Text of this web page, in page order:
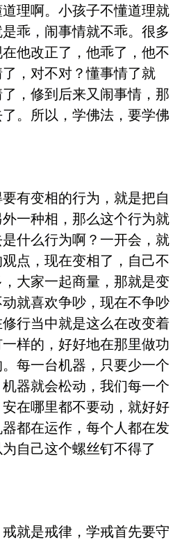
理啊。小孩子不懂道理就
乖，闹事情就不乖。很多
他改正了，他乖了，他不
，对不对？懂事情了就
，修到后来又闹事情，那
。所以，学佛法，要学佛
变相的行为，就是把自
一种相，那么这个行为就
什么行为啊？一开会，就
点，现在变相了，自己不
大家一起商量，那就是变
就喜欢争吵，现在不争吵
行当中就是这么在改变着
样的，好好地在那里做功
每一台机器，只要少一个
器就会松动，我们每一个
在哪里都不要动，就好好
都在运作，每个人都在发
自己这个螺丝钉不得了
是戒律，学戒首先要守